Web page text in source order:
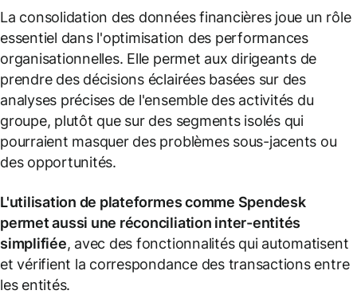
La consolidation des données financières joue un rôle
essentiel dans l'optimisation des performances
organisationnelles. Elle permet aux dirigeants de
prendre des décisions éclairées basées sur des
analyses précises de l'ensemble des activités du
groupe, plutôt que sur des segments isolés qui
pourraient masquer des problèmes sous-jacents ou
des opportunités.
L'utilisation de plateformes comme Spendesk
permet aussi une réconciliation inter-entités
simplifiée, avec des fonctionnalités qui automatisent
et vérifient la correspondance des transactions entre
les entités.